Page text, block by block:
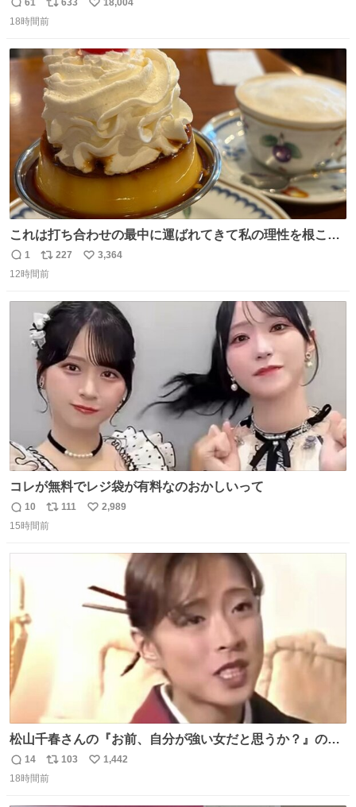
返
信
リ
ポ
ト
数
い
数
18時間前
これは打ち合わせの最中に運ばれてきて私の理性を根こそ
ぎ奪い去ったプリンの写真です。
返
信
1
リ
ポ
ト
数
227
い
数
3,364
12時間前
コレが無料でレジ袋が有料なのおかしいって
返
信
10
リ
ポ
111
い
2,989
15時間前
松山千春さんの『お前、自分が強い女だと思うか？』の一
言で… 中森明菜さんが思わず本音をこぼす瞬間😭
返
信
14
リ
ポ
103
い
1,442
18時間前